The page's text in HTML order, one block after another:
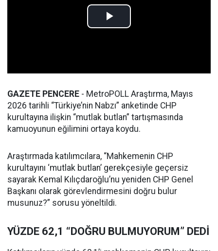
GAZETE PENCERE - MetroPOLL Araştırma, Mayıs
2026 tarihli “Türkiye’nin Nabzı” anketinde CHP
kurultayına ilişkin “mutlak butlan” tartışmasında
kamuoyunun eğilimini ortaya koydu.
Araştırmada katılımcılara, “Mahkemenin CHP
kurultayını ‘mutlak butlan’ gerekçesiyle geçersiz
sayarak Kemal Kılıçdaroğlu’nu yeniden CHP Genel
Başkanı olarak görevlendirmesini doğru bulur
musunuz?” sorusu yöneltildi.
YÜZDE 62,1 “DOĞRU BULMUYORUM” DEDİ